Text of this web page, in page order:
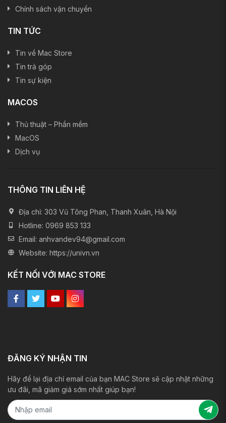
Chính sách vận chuyển
TIN TỨC
Tin về Mac Store
Tin trả góp
Tin sự kiện
MACOS
Thủ thuật – Phần mềm
MacOS
Dịch vụ
THÔNG TIN LIÊN HỆ
Địa chỉ: 303 Vũ Tông Phan, Thanh Xuân, Hà Nội
Hotline: 0969 853 133
Email: anhvandev94@gmail.com
Website: https://univn.vn
KẾT NỐI VỚI MAC STORE
ĐĂNG KÝ NHẬN TIN
Hãy để lại địa chỉ email của bạn MAC Store sẽ cập nhật những
ưu đãi, mã giảm giá sớm nhất giúp bạn!